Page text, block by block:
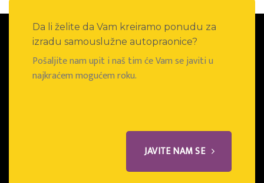
Da li želite da Vam kreiramo ponudu za
izradu samouslužne autopraonice?
Pošaljite nam upit i naš tim će Vam se javiti u
najkraćem mogućem roku.
JAVITE NAM SE